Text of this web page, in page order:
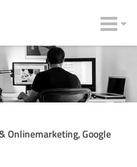
Onlinemarketing, Google